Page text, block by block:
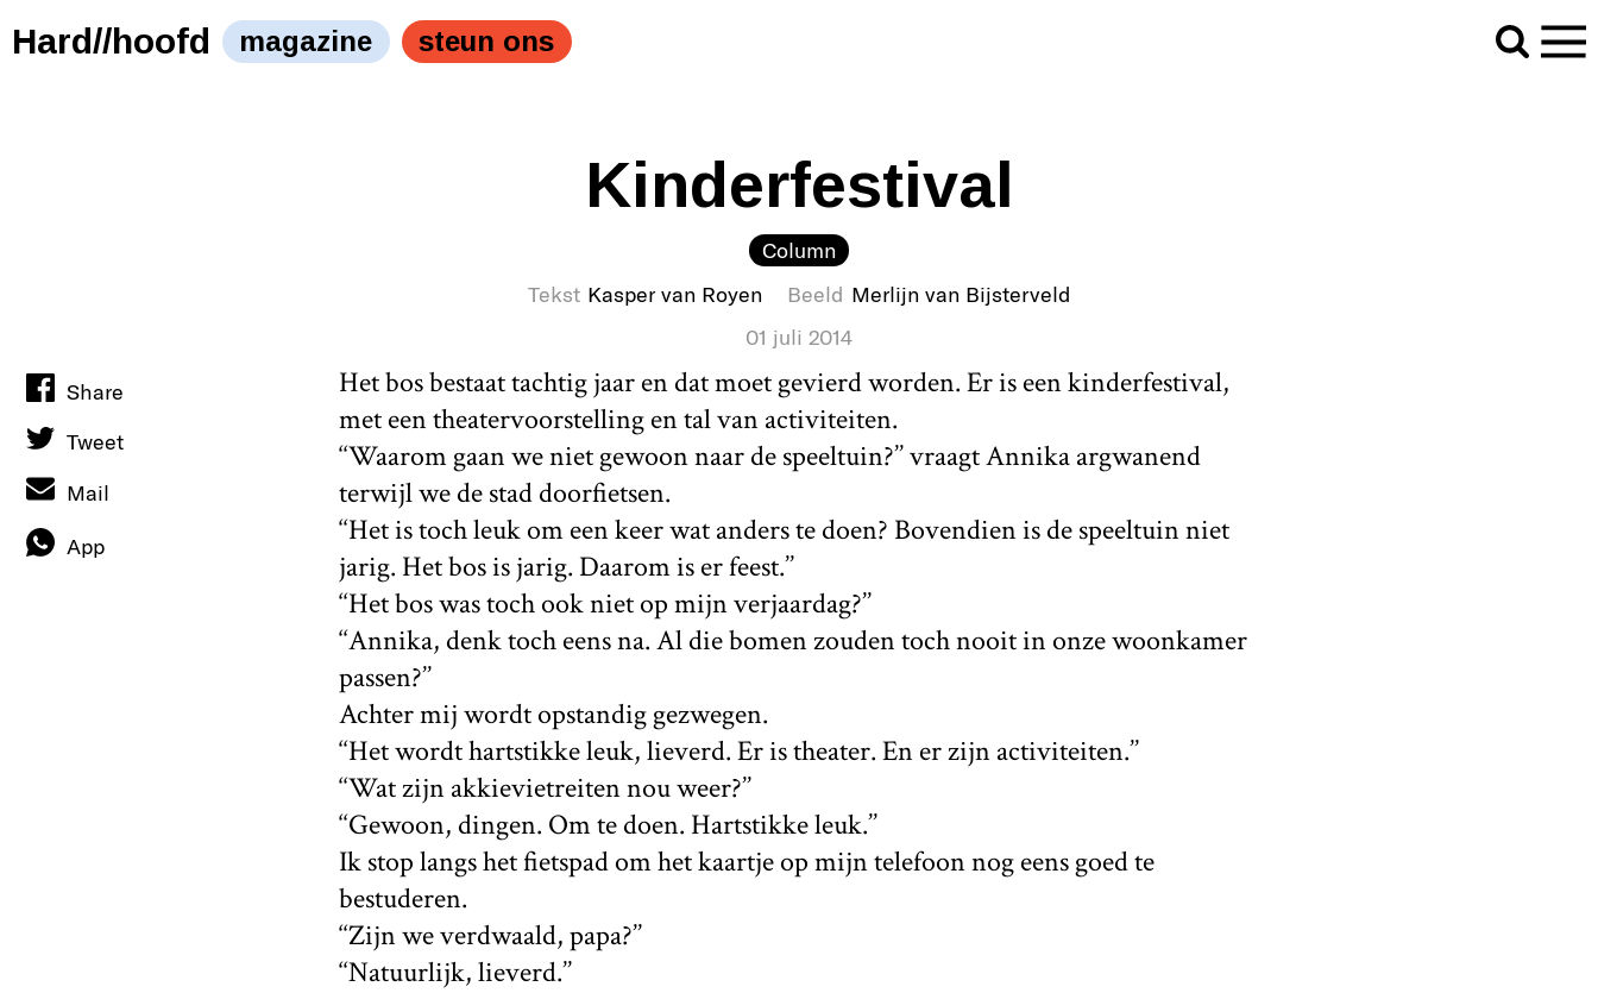
Hard//hoofd magazine steun ons
Kinderfestival
Column
Tekst Kasper van Royen Beeld Merlijn van Bijsterveld
01 juli 2014
Het bos bestaat tachtig jaar en dat moet gevierd worden. Er is een kinderfestival,
met een theatervoorstelling en tal van activiteiten.
‘‘Waarom gaan we niet gewoon naar de speeltuin?’’ vraagt Annika argwanend
terwijl we de stad doorfietsen.
‘‘Het is toch leuk om een keer wat anders te doen? Bovendien is de speeltuin niet
jarig. Het bos is jarig. Daarom is er feest.’’
‘‘Het bos was toch ook niet op mijn verjaardag?’’
‘‘Annika, denk toch eens na. Al die bomen zouden toch nooit in onze woonkamer
passen?’’
Achter mij wordt opstandig gezwegen.
‘‘Het wordt hartstikke leuk, lieverd. Er is theater. En er zijn activiteiten.’’
‘‘Wat zijn akkievietreiten nou weer?’’
‘‘Gewoon, dingen. Om te doen. Hartstikke leuk.’’
Ik stop langs het fietspad om het kaartje op mijn telefoon nog eens goed te
bestuderen.
‘‘Zijn we verdwaald, papa?’’
‘‘Natuurlijk, lieverd.’’
Share
Tweet
Mail
App